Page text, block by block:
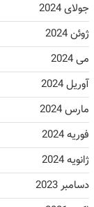
جولای 2024
ژوئن 2024
می 2024
آوریل 2024
مارس 2024
فوریه 2024
ژانویه 2024
دسامبر 2023